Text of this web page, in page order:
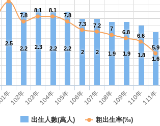
2.5
2.2
2.3 2.2 2.2
2 2 1.9 1.9 1.8
1.6
7.8
8.1
8.1
7.8
7.3
7.2 7
6.8
6.6
5.9
出生人數(萬人) 粗出生率(‰)
年102年103年104年105年106年107年108年109年110年111年